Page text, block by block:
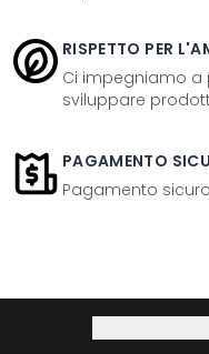
RISPETTO PER
Ci impegniamo a
sviluppare
PAGAMENTO
Pagamento